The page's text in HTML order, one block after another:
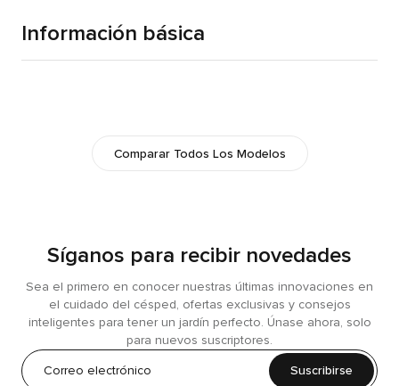
Información básica
Comparar Todos Los Modelos
Síganos para recibir novedades
Sea el primero en conocer nuestras últimas innovaciones en
el cuidado del césped, ofertas exclusivas y consejos
inteligentes para tener un jardín perfecto. Únase ahora, solo
para nuevos suscriptores.
Suscribirse